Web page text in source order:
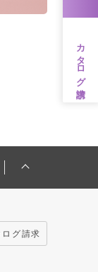
カタログ請求
ログ請求